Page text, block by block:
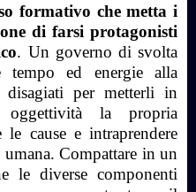
formativo che metta i
di farsi protagonisti
. Un governo di svolta
tempo ed energie alla
disagiati per metterli in
la propria
le cause e intraprendere
Compattare in un
le diverse componenti